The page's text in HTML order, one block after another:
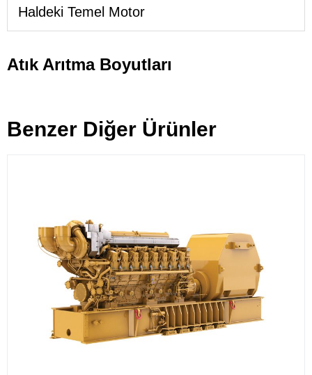
Haldeki Temel Motor
Atık Arıtma Boyutları
Benzer Diğer Ürünler